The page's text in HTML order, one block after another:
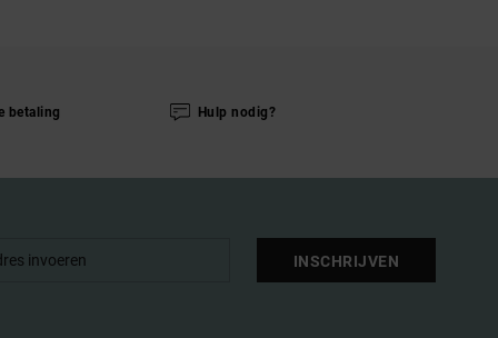
betaling Hulp nodig?
INSCHRIJVEN